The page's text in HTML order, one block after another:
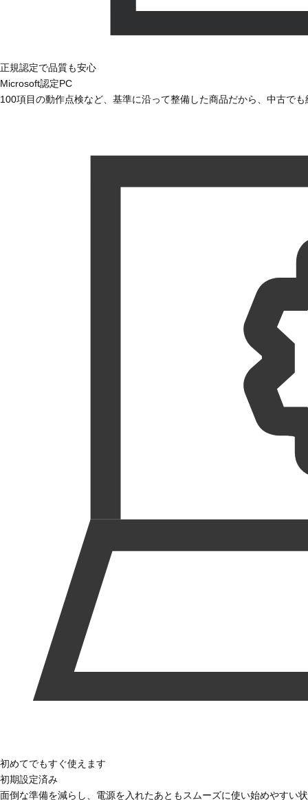
正規認定で品質も安心
Microsoft認定PC
100項目の動作点検など、基準に沿って整備した商品だから、中古で
初めてでもすぐ使えます
初期設定済み
面倒な準備を減らし、電源を入れたあともスムーズに使い始めやすい